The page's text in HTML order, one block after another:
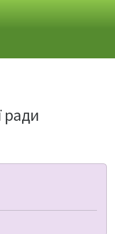
ради